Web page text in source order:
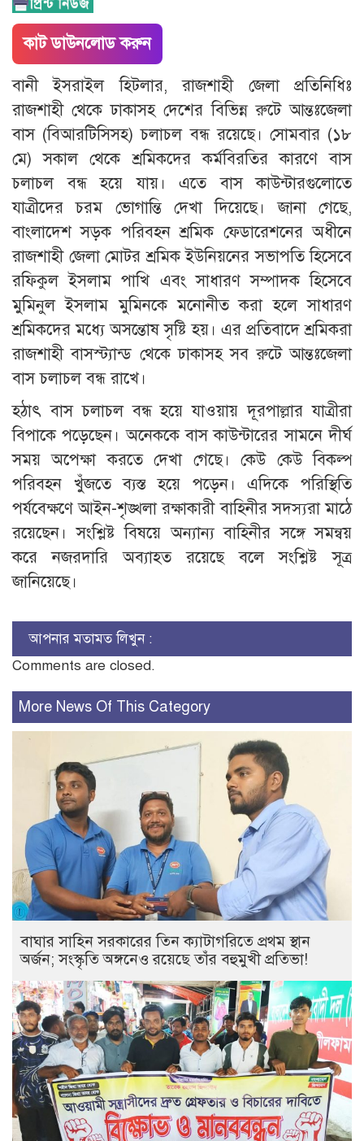
কাট ডাউনলোড করুন
বানী ইসরাইল হিটলার, রাজশাহী জেলা প্রতিনিধিঃ
রাজশাহী থেকে ঢাকাসহ দেশের বিভিন্ন রুটে আন্তঃজেলা
বাস (বিআরটিসিসহ) চলাচল বন্ধ রয়েছে। সোমবার (১৮
মে) সকাল থেকে শ্রমিকদের কর্মবিরতির কারণে বাস
চলাচল বন্ধ হয়ে যায়। এতে বাস কাউন্টারগুলোতে
যাত্রীদের চরম ভোগান্তি দেখা দিয়েছে। জানা গেছে,
বাংলাদেশ সড়ক পরিবহন শ্রমিক ফেডারেশনের অধীনে
রাজশাহী জেলা মোটর শ্রমিক ইউনিয়নের সভাপতি হিসেবে
রফিকুল ইসলাম পাখি এবং সাধারণ সম্পাদক হিসেবে
মুমিনুল ইসলাম মুমিনকে মনোনীত করা হলে সাধারণ
শ্রমিকদের মধ্যে অসন্তোষ সৃষ্টি হয়। এর প্রতিবাদে শ্রমিকরা
রাজশাহী বাসস্ট্যান্ড থেকে ঢাকাসহ সব রুটে আন্তঃজেলা
বাস চলাচল বন্ধ রাখে।
হঠাৎ বাস চলাচল বন্ধ হয়ে যাওয়ায় দূরপাল্লার যাত্রীরা
বিপাকে পড়েছেন। অনেককে বাস কাউন্টারের সামনে দীর্ঘ
সময় অপেক্ষা করতে দেখা গেছে। কেউ কেউ বিকল্প
পরিবহন খুঁজতে ব্যস্ত হয়ে পড়েন। এদিকে পরিস্থিতি
পর্যবেক্ষণে আইন-শৃঙ্খলা রক্ষাকারী বাহিনীর সদস্যরা মাঠে
রয়েছেন। সংশ্লিষ্ট বিষয়ে অন্যান্য বাহিনীর সঙ্গে সমন্বয়
করে নজরদারি অব্যাহত রয়েছে বলে সংশ্লিষ্ট সূত্র
জানিয়েছে।
আপনার মতামত লিখুন :
Comments are closed.
More News Of This Category
বাঘার সাহিন সরকারের তিন ক্যাটাগরিতে প্রথম স্থান
অর্জন; সংস্কৃতি অঙ্গনেও রয়েছে তাঁর বহুমুখী প্রতিভা!